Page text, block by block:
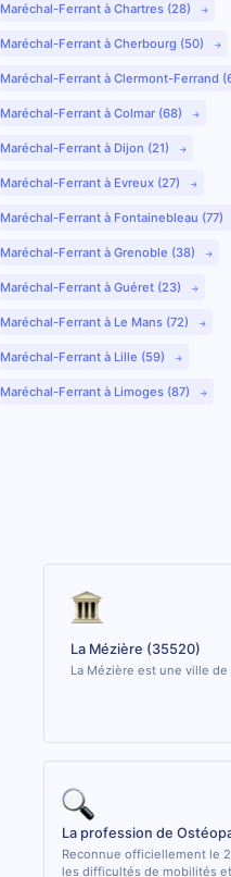
Maréchal-Ferrant à Chartres (28)
Maréchal-Ferrant à Cherbourg (50)
Maréchal-Ferrant à Clermont-Ferrand
Maréchal-Ferrant à Colmar (68)
Maréchal-Ferrant à Dijon (21)
Maréchal-Ferrant à Evreux (27)
Maréchal-Ferrant à Fontainebleau (77)
Maréchal-Ferrant à Grenoble (38)
Maréchal-Ferrant à Guéret (23)
Maréchal-Ferrant à Le Mans (72)
Maréchal-Ferrant à Lille (59)
Maréchal-Ferrant à Limoges (87)
La Mézière (35520)
La Mézière est une ville
La profession de
Reconnue officiellement le
les difficultés de mobilités